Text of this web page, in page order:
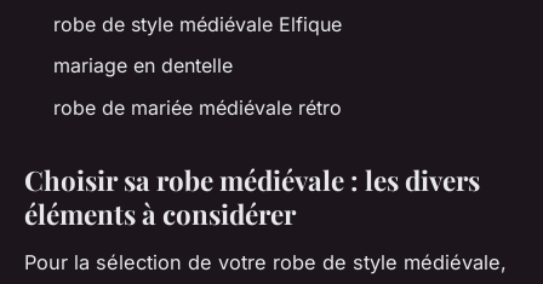
robe de style médiévale Elfique
mariage en dentelle
robe de mariée médiévale rétro
Choisir sa robe médiévale : les divers
éléments à considérer
Pour la sélection de votre robe de style médiévale,